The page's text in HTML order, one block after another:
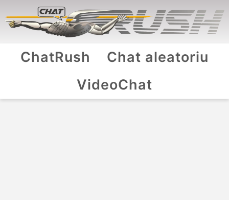
ChatRush
Chat aleatoriu
VideoChat